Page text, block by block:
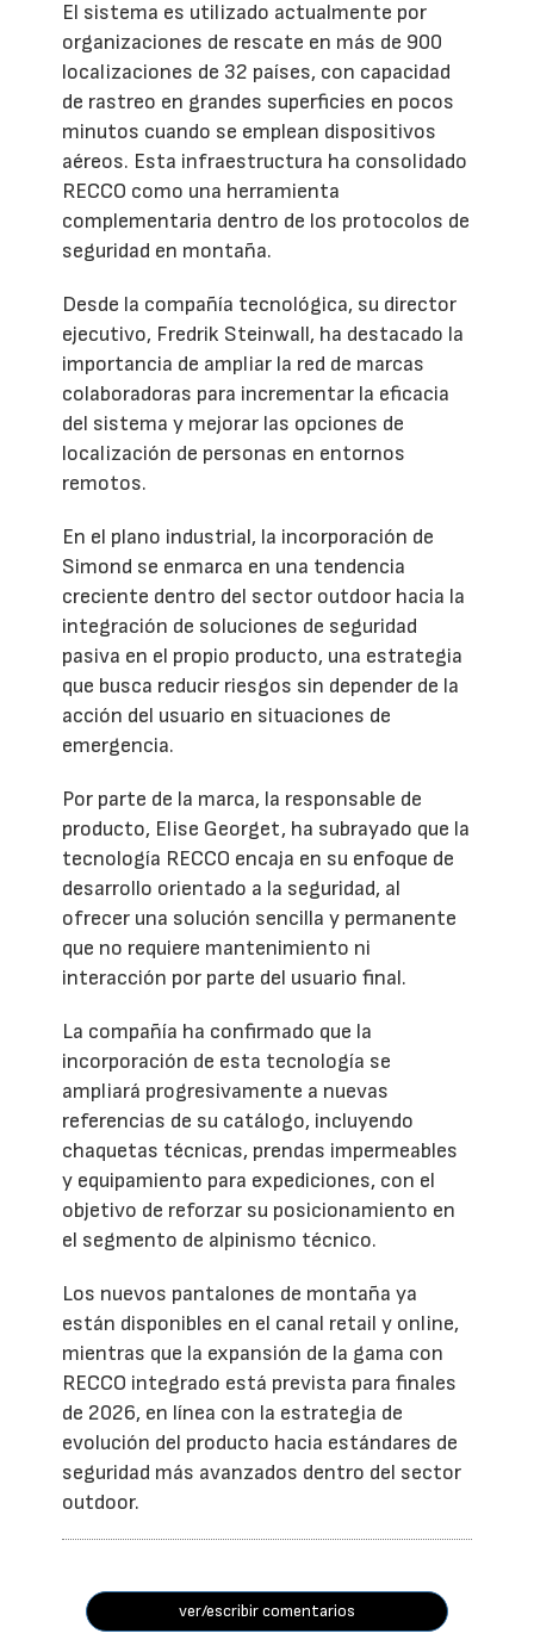
El sistema es utilizado actualmente por
organizaciones de rescate en más de 900
localizaciones de 32 países, con capacidad
de rastreo en grandes superficies en pocos
minutos cuando se emplean dispositivos
aéreos. Esta infraestructura ha consolidado
RECCO como una herramienta
complementaria dentro de los protocolos de
seguridad en montaña.
Desde la compañía tecnológica, su director
ejecutivo, Fredrik Steinwall, ha destacado la
importancia de ampliar la red de marcas
colaboradoras para incrementar la eficacia
del sistema y mejorar las opciones de
localización de personas en entornos
remotos.
En el plano industrial, la incorporación de
Simond se enmarca en una tendencia
creciente dentro del sector outdoor hacia la
integración de soluciones de seguridad
pasiva en el propio producto, una estrategia
que busca reducir riesgos sin depender de la
acción del usuario en situaciones de
emergencia.
Por parte de la marca, la responsable de
producto, Elise Georget, ha subrayado que la
tecnología RECCO encaja en su enfoque de
desarrollo orientado a la seguridad, al
ofrecer una solución sencilla y permanente
que no requiere mantenimiento ni
interacción por parte del usuario final.
La compañía ha confirmado que la
incorporación de esta tecnología se
ampliará progresivamente a nuevas
referencias de su catálogo, incluyendo
chaquetas técnicas, prendas impermeables
y equipamiento para expediciones, con el
objetivo de reforzar su posicionamiento en
el segmento de alpinismo técnico.
Los nuevos pantalones de montaña ya
están disponibles en el canal retail y online,
mientras que la expansión de la gama con
RECCO integrado está prevista para finales
de 2026, en línea con la estrategia de
evolución del producto hacia estándares de
seguridad más avanzados dentro del sector
outdoor.
ver/escribir comentarios